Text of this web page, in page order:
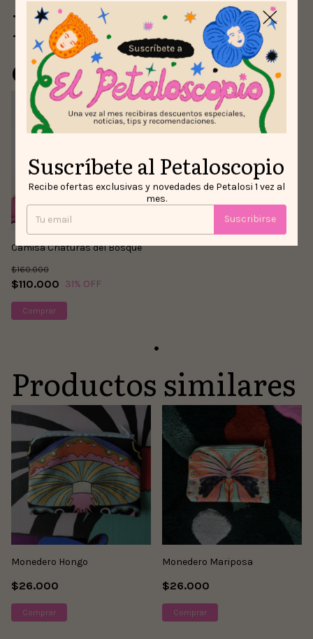
Para comprar con
este producto
Camisa Criaturas del Bosque
$110.000
$160.000
31% OFF
Comprar
Productos similares
Monedero Hongo
$26.000
Monedero Mariposa
$26.000
Suscríbete al Petaloscopio
Recibe ofertas exclusivas y novedades de Petalosi 1 vez al
mes.
Suscribirse